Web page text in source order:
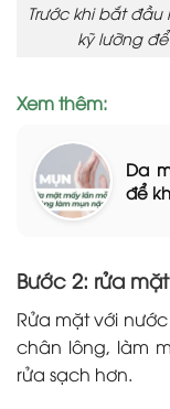
Trước khi bắt
kỹ lưỡng
Xem thêm:
Da
để
Bước 2: rửa
Rửa mặt với
chân lông, làm
rửa sạch hơn.